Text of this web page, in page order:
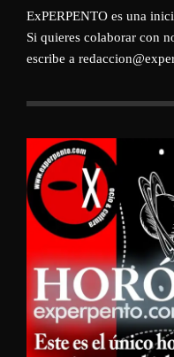
ExPERPENTO es una
Si quieres colaborar con
escribe a